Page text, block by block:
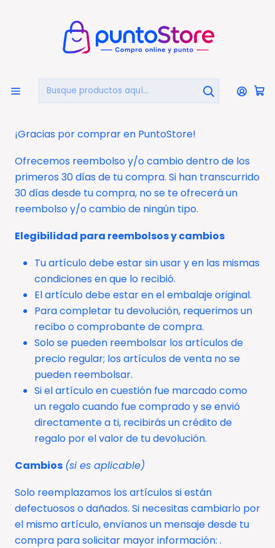
Inicio Política de reembolso
Política de reembolso
¡Gracias por comprar en PuntoStore!
Ofrecemos reembolso y/o cambio dentro de los
primeros 30 días de tu compra. Si han transcurrido
30 días desde tu compra, no se te ofrecerá un
reembolso y/o cambio de ningún tipo.
Elegibilidad para reembolsos y cambios
Tu artículo debe estar sin usar y en las mismas
condiciones en que lo recibió.
El artículo debe estar en el embalaje original.
Para completar tu devolución, requerimos un
recibo o comprobante de compra.
Solo se pueden reembolsar los artículos de
precio regular; los artículos de venta no se
pueden reembolsar.
Si el artículo en cuestión fue marcado como
un regalo cuando fue comprado y se envió
directamente a ti, recibirás un crédito de
regalo por el valor de tu devolución.
Cambios (si es aplicable)
Solo reemplazamos los artículos si están
defectuosos o dañados. Si necesitas cambiarlo por
el mismo artículo, envíanos un mensaje desde tu
compra para solicitar mayor información: .